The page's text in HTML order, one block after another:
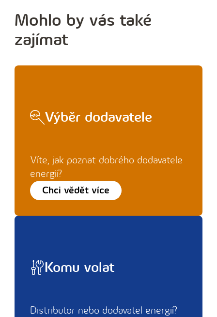
Mohlo by vás také
zajímat
Výběr dodavatele
Víte, jak poznat dobrého dodavatele
energií?
Chci vědět více
Komu volat
Distributor nebo dodavatel energií?